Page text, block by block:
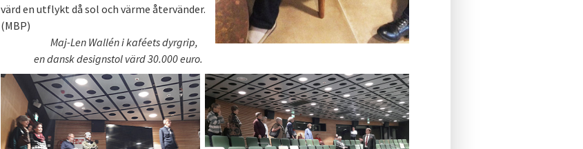
värd en utflykt då sol och värme återvänder.
(MBP)
Maj-Len Wallén i kaféets dyrgrip,
en dansk designstol värd 30.000 euro.